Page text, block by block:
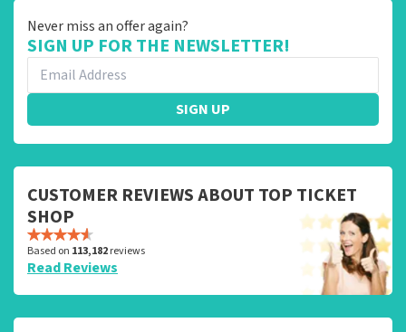
Never miss an offer again?
SIGN UP FOR THE NEWSLETTER!
SIGN UP
CUSTOMER REVIEWS ABOUT TOP TICKET
SHOP
Based on 113,182reviews
Read Reviews